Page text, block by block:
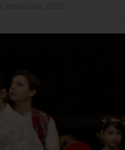
26 listopada, 2022